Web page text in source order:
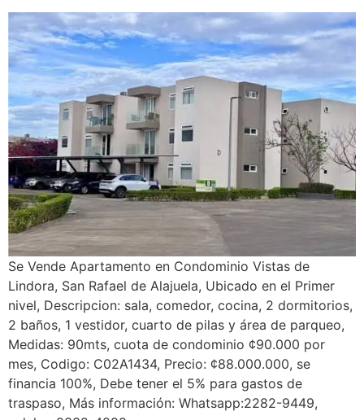
Se Vende Apartamento en Condominio Vistas de
Lindora, San Rafael de Alajuela, Ubicado en el Primer
nivel, Descripcion: sala, comedor, cocina, 2 dormitorios,
2 baños, 1 vestidor, cuarto de pilas y área de parqueo,
Medidas: 90mts, cuota de condominio ¢90.000 por
mes, Codigo: C02A1434, Precio: ¢88.000.000, se
financia 100%, Debe tener el 5% para gastos de
traspaso, Más información: Whatsapp:2282-9449,